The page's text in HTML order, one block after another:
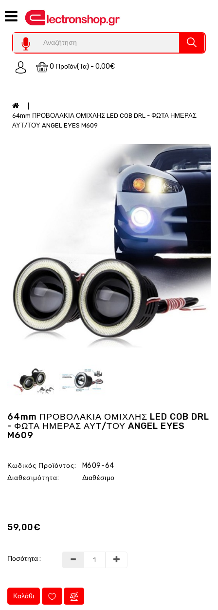
0 Προϊόν(τα) - 0,00€
Category
Υπολογιστες
REFURBISHED
Χειριστήρια
Auto
Ομορφιά
Εικόνα
Ηχος
Hobby
Προσφορες
64mm ΠΡΟΒΟΛΑΚΙΑ ΟΜΙΧΛΗΣ LED COB DRL - ΦΩΤΑ ΗΜΕΡΑΣ
ΑΥΤ/ΤΟΥ ANGEL EYES M609
64mm ΠΡΟΒΟΛΑΚΙΑ ΟΜΙΧΛΗΣ LED COB DRL
- ΦΩΤΑ ΗΜΕΡΑΣ ΑΥΤ/ΤΟΥ ANGEL EYES
M609
Κωδικός Προϊόντος:
M609-64
Διαθεσιμότητα:
Διαθέσιμο
59,00€
Ποσότητα :
Καλάθι